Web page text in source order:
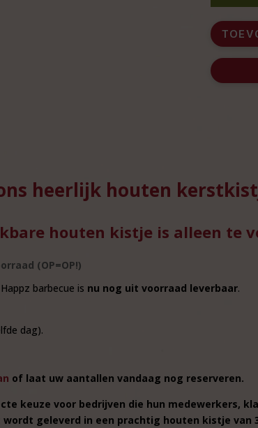
houten
kerstkistje
–
Sfeervol
kerstpakket
heerlijk houten
houten kistje is alleen te
(OP=OP!)
barbecue is nu nog uit voorraad leverbaar.
dag).
of laat uw aantallen vandaag nog reserveren.
keuze voor bedrijven die hun medewerkers,
geleverd in een prachtig houten kistje van